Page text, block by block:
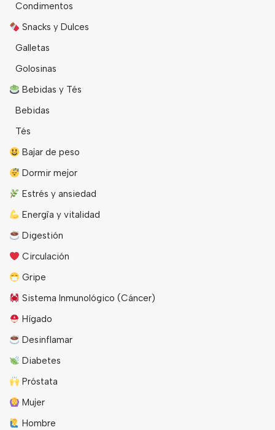
Condimentos
Snacks y Dulces
Galletas
Golosinas
Bebidas y Tés
Bebidas
Tés
Bajar de peso
Dormir mejor
Estrés y ansiedad
Energîa y vitalidad
Digestión
Circulación
Gripe
Sistema Inmunológico (Cáncer)
Hígado
Desinflamar
Diabetes
Próstata
Mujer
Hombre